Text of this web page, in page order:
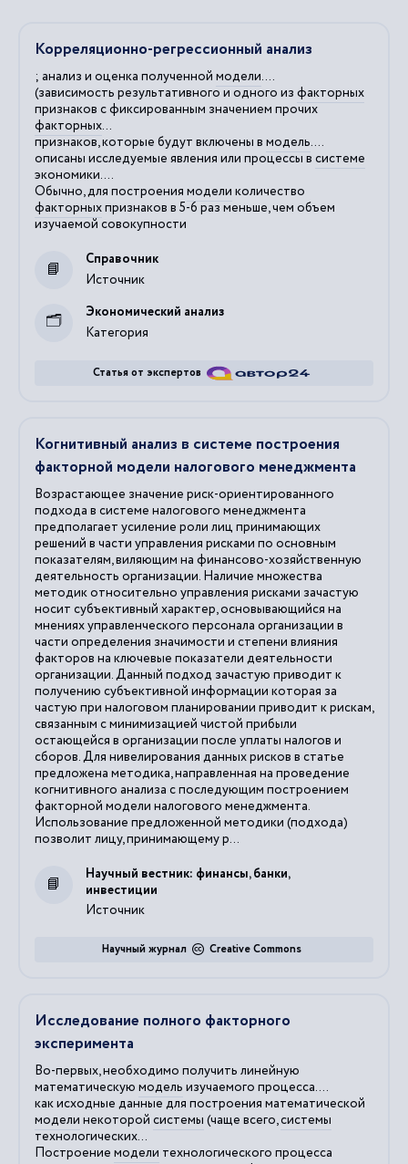
Корреляционно-регрессионный анализ
; анализ и оценка полученной модели....
(зависимость результативного и одного из факторных
признаков с фиксированным значением прочих
факторных...
признаков, которые будут включены в модель....
описаны исследуемые явления или процессы в системе
экономики....
Обычно, для построения модели количество
факторныхпризнаков в 5-6 раз меньше, чем объем
изучаемой совокупности
Источник
Справочник
Категория
Экономический анализ
Статья от экспертов
Когнитивный анализ в системе построения
факторной модели налогового менеджмента
Возрастающее значение риск-ориентированного
подхода в системе налогового менеджмента
предполагает усиление роли лиц принимающих
решений в части управления рисками по основным
показателям, виляющим на финансово-хозяйственную
деятельность организации. Наличие множества
методик относительно управления рисками зачастую
носит субъективный характер, основывающийся на
мнениях управленческого персонала организации в
части определения значимости и степени влияния
факторов на ключевые показатели деятельности
организации. Данный подход зачастую приводит к
получению субъективной информации которая за
частую при налоговом планировании приводит к рискам,
связанным с минимизацией чистой прибыли
остающейся в организации после уплаты налогов и
сборов. Для нивелирования данных рисков в статье
предложена методика, направленная на проведение
когнитивного анализа с последующим построением
факторной модели налогового менеджмента.
Использование предложенной методики (подхода)
позволит лицу, принимающему р...
Источник
Научный вестник: финансы, банки,
инвестиции
Creative Commons
Научный журнал
Исследование полного факторного
эксперимента
Во-первых, необходимо получить линейную
математическую модель изучаемого процесса....
как исходные данные для построения математической
модели некоторой системы (чаще всего,системы
технологических...
Построение модели технологического процесса